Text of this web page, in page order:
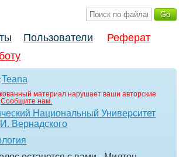
Пользователи
Реферат
Teana
материал нарушает ваши авторские
Сообщите нам.
Национальный Университет
Вернадского